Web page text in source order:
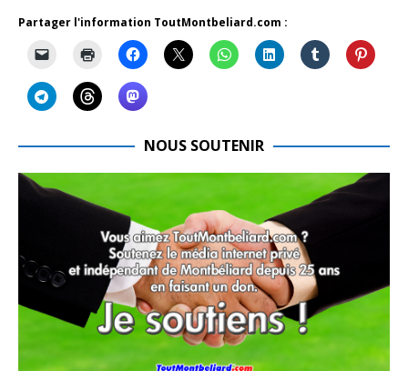
Partager l'information ToutMontbeliard.com :
NOUS SOUTENIR